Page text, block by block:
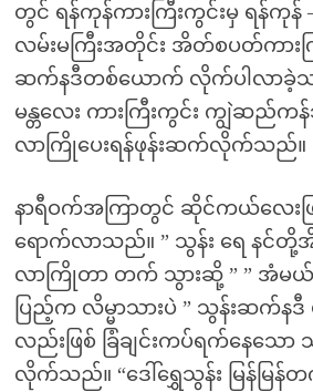
တွင် ရန်ကုန်ကားကြီးကွင်းမှ ရန်ကုန် –
လမ်းမကြီးအတိုင်း အိတ်စပတ်ကားက
ဆက်နဒီတစ်ယောက် လိုက်ပါလာခဲ့
မန္တလေး ကားကြီးကွင်း ကျွဲဆည်
လာကြိုပေးရန်ဖုန်းဆက်လိုက်သည်။
နာရီဝက်အကြာတွင် ဆိုင်ကယ်လေးဖ
ရောက်လာသည်။ ” သွန်း ရေ နင်တို့
လာကြိုတာ တက် သွားဆို့ ” ” အံမ
ပြည့်က လိမ္မာသားပဲ ” သွန်းဆက်န
လည်းဖြစ် ခြံချင်းကပ်ရက်နေသော
လိုက်သည်။ “ဒေါ်ရွှေသွန်း မြန်မြ